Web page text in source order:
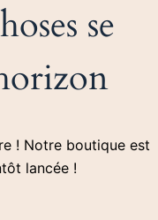
se
! Notre boutique est
lancée !